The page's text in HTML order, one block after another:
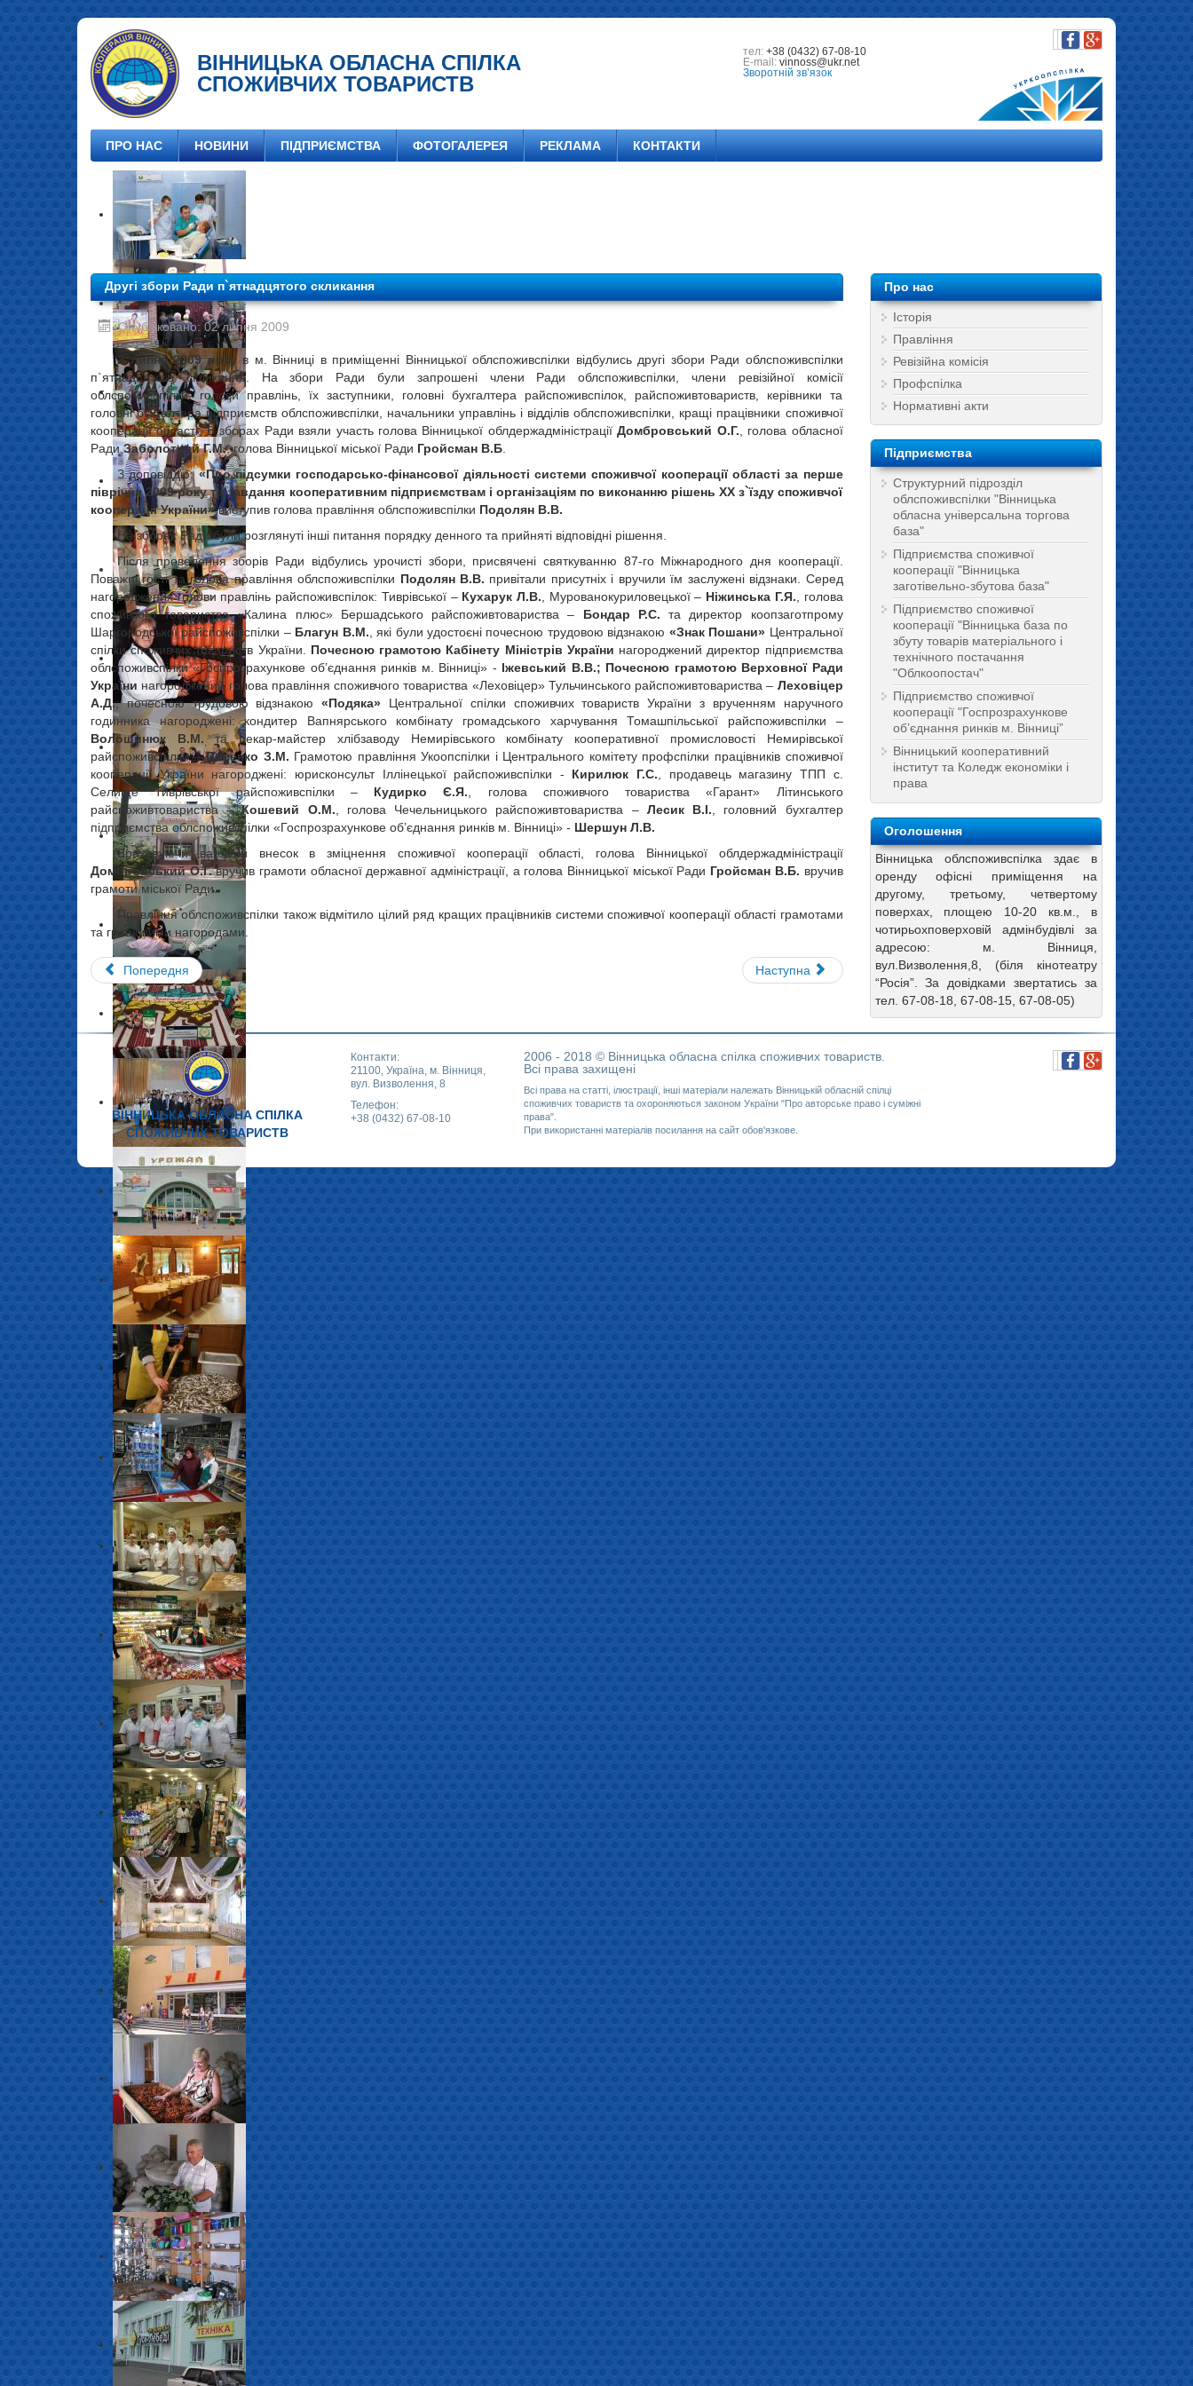
ВІННИЦЬКА ОБЛАСНА СПІЛКА
СПОЖИВЧИХ ТОВАРИСТВ
тел: +38 (0432) 67-08-10
E-mail: vinnoss@ukr.net
Зворотній зв’язок
ПРО НАС НОВИНИ ПІДПРИЄМСТВА ФОТОГАЛЕРЕЯ РЕКЛАМА КОНТАКТИ
Другі збори Ради п`ятнадцятого скликання
Опубліковано: 02 липня 2009
2 липня 2009 рокув м. Вінниці в приміщенні Вінницької облспоживспілки відбулись другі збори Ради облспоживспілки
п`ятнадцятого скликання. На збори Ради були запрошені члени Ради облспоживспілки, члени ревізійної комісії
облспоживспілки, голови правлінь, їх заступники, головні бухгалтера райспоживспілок, райспоживтовариств, керівники та
головні бухгалтера підприємств облспоживспілки, начальники управлінь і відділів облспоживспілки, кращі працівники споживчої
кооперації області. В зборах Ради взяли участь голова Вінницької облдержадміністраціїДомбровський О.Г. , голова обласної
РадиЗаболотний Г.М., голова Вінницької міської Ради Гройсман В.Б
З доповіддю:«Про підсумки господарсько-фінансової діяльності системи споживчої кооперації області за перше
півріччя 2009 року та завдання кооперативним підприємствам і організаціям по виконанню рішень ХХ з`їзду споживчої
кооперації України»виступив голова правління облспоживспілки Подолян В.В.
На зборах Ради були розглянуті інші питання порядку денного та прийняті відповідні рішення.
Після проведення зборів Ради відбулись урочисті збори, присвячені святкуванню 87-го Міжнародного дня кооперації.
Поважні гості та голова правління облспоживспілки Подолян В.В. привітали присутніх і вручили їм заслужені відзнаки. Серед
нагороджених голови правлінь райспоживспілок: Тиврівської – Кухарук Л.В. , Мурованокуриловецької – Ніжинська Г.Я. , голова
споживчого товариства «Калина плюс» Бершадського райспоживтовариства – Бондар Р.С. та директор коопзаготпрому
Шаргородської райспоживспілки – Благун В.М. , які були удостоєні почесною трудовою відзнакою «Знак Пошани» Центральної
спілки споживчих товариств України. Почесною грамотою Кабінету Міністрів України нагороджений директор підприємства
облспоживспілки «Госпрозрахункове об’єднання ринків м. Вінниці» - Іжевський В.В.; Почесною грамотою Верховної Ради
України нагороджений голова правління споживчого товариства «Леховіцер» Тульчинського райспоживтовариства – Леховіцер
А.Д.; почесною трудовою відзнакою«Подяка» Центральної спілки споживчих товариств України з врученням наручного
годинника нагороджені: кондитер Вапнярського комбінату громадського харчування Томашпільської райспоживспілки –
Волошинюк В.М. та пекар-майстер хлібзаводу Немирівського комбінату кооперативної промисловості Немирівської
райспоживспілки –Попенко З.М. Грамотою правління Укоопспілки і Центрального комітету профспілки працівників споживчої
кооперації України нагороджені: юрисконсульт Іллінецької райспоживспілки - Кирилюк Г.С. , продавець магазину ТПП с.
Селище Тиврівської райспоживспілки – Кудирко Є.Я. , голова споживчого товариства «Гарант» Літинського
райспоживтовариства –Кошевий О.М. , голова Чечельницького райспоживтовариства – Лесик В.І. , головний бухгалтер
підприємства облспоживспілки «Госпрозрахункове об’єднання ринків м. Вінниці» - Шершун Л.В.
Враховуючи вагомий внесок в зміцнення споживчої кооперації області, голова Вінницької облдержадміністрації
Домбровський О.Г.вручив грамоти обласної державної адміністрації, а голова Вінницької міської Ради Гройсман В.Б. вручив
грамоти міської Ради.
Правління облспоживспілки також відмітило цілий ряд кращих працівників системи споживчої кооперації області грамотами
та грошовими нагородами.
Попередня Наступна
Про нас
Історія
Правління
Ревізійна комісія
Профспілка
Нормативні акти
Підприємства
Структурний підрозділ
облспоживспілки "Вінницька
обласна універсальна торгова
база"
Підприємства споживчої
кооперації "Вінницька
заготівельно-збутова база"
Підприємство споживчої
кооперації "Вінницька база по
збуту товарів матеріального і
технічного постачання
"Облкоопостач"
Підприємство споживчої
кооперації "Госпрозрахункове
об’єднання ринків м. Вінниці”
Вінницький кооперативний
інститут та Коледж економіки і
права
Оголошення
Вінницька облспоживспілка здає в
оренду офісні приміщення на
другому, третьому, четвертому
поверхах, площею 10-20 кв.м., в
чотирьохповерховій адмінбудівлі за
адресою: м. Вінниця,
вул.Визволення,8, (біля кінотеатру
“Росія”. За довідками звертатись за
тел. 67-08-18, 67-08-15, 67-08-05)
ВІННИЦЬКА ОБЛАСНА СПІЛКА
СПОЖИВЧИХ ТОВАРИСТВ
Контакти:
21100, Україна, м. Вінниця,
вул. Визволення, 8
Телефон:
+38 (0432) 67-08-10
2006 - 2018 © Вінницька обласна спілка споживчих товариств.
Всі права захищені
Всі права на статті, ілюстрації, інші матеріали належать Вінницькій обласній спілці
споживчих товариств та охороняються законом України "Про авторське право і суміжні
права".
При використанні матеріалів посилання на сайт обов'язкове.